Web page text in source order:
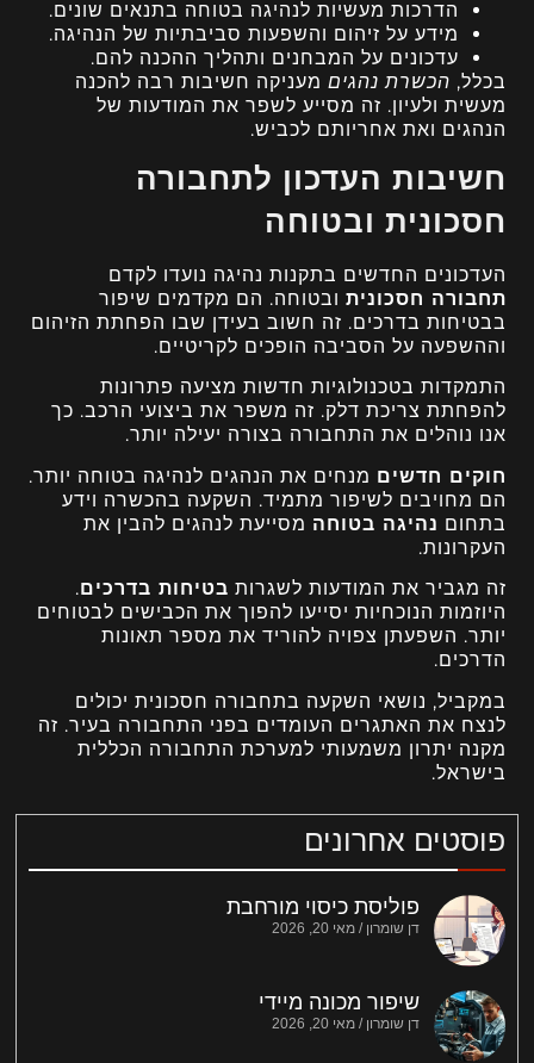
פוסטים אחרונים
פוליסת כיסוי מורחבת
דן שומרון מאי 20, 2026
שיפור מכונה מיידי
דן שומרון מאי 20, 2026
הדרכות מעשיות לנהיגה בטוחה בתנאים שונים.
מידע על זיהום והשפעות סביבתיות של הנהיגה.
עדכונים על המבחנים ותהליך ההכנה להם.
בכלל, הכשרת נהגים מעניקה חשיבות רבה להכנה
מעשית ולעיון. זה מסייע לשפר את המודעות של
הנהגים ואת אחריותם לכביש.
חשיבות העדכון לתחבורה
חסכונית ובטוחה
העדכונים החדשים בתקנות נהיגה נועדו לקדם
תחבורה חסכונית ובטוחה. הם מקדמים שיפור
בבטיחות בדרכים. זה חשוב בעידן שבו הפחתת הזיהום
וההשפעה על הסביבה הופכים לקריטיים.
התמקדות בטכנולוגיות חדשות מציעה פתרונות
להפחתת צריכת דלק. זה משפר את ביצועי הרכב. כך
אנו נוהלים את התחבורה בצורה יעילה יותר.
חוקים חדשים מנחים את הנהגים לנהיגה בטוחה יותר.
הם מחויבים לשיפור מתמיד. השקעה בהכשרה וידע
בתחום נהיגה בטוחה מסייעת לנהגים להבין את
העקרונות.
זה מגביר את המודעות לשגרות בטיחות בדרכים.
היוזמות הנוכחיות יסייעו להפוך את הכבישים לבטוחים
יותר. השפעתן צפויה להוריד את מספר תאונות
הדרכים.
במקביל, נושאי השקעה בתחבורה חסכונית יכולים
לנצח את האתגרים העומדים בפני התחבורה בעיר. זה
מקנה יתרון משמעותי למערכת התחבורה הכללית
בישראל.